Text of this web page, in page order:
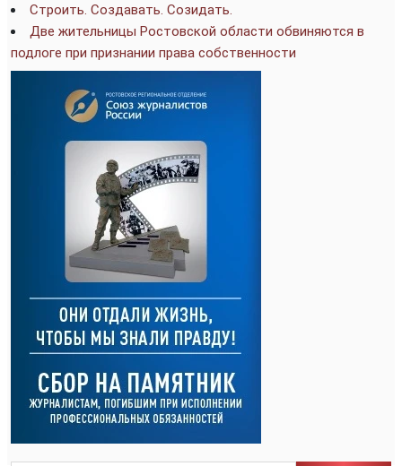
Строить. Создавать. Созидать.
Две жительницы Ростовской области обвиняются в
подлоге при признании права собственности